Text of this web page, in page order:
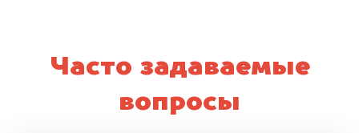
Часто задаваемые
вопросы